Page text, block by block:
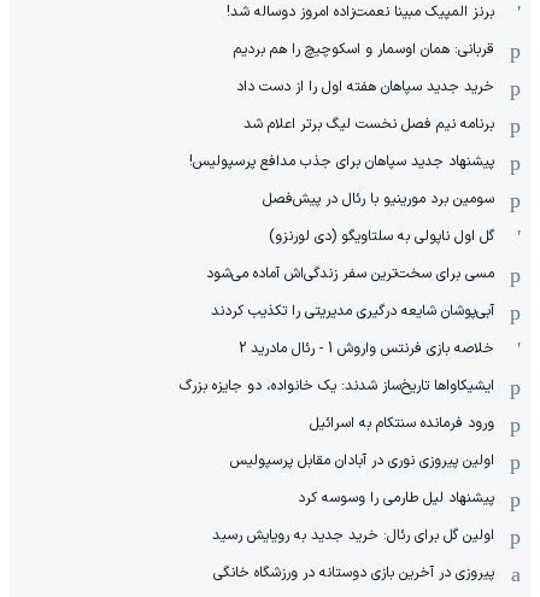
برنز المپیک مبینا نعمت‌زاده امروز دوساله شد!
قربانی: همان اوسمار و اسکوچیچ را هم بردیم
خرید جدید سپاهان هفته اول را از دست داد
برنامه نیم فصل نخست لیگ برتر اعلام شد
پیشنهاد جدید سپاهان برای جذب مدافع پرسپولیس!
سومین برد مورینیو با رئال در پیش‌فصل
گل اول ناپولی به سلتاویگو (دی لورنزو)
مسی برای سخت‌ترین سفر زندگی‌اش آماده می‌شود
آبی‌پوشان شایعه درگیری مدیریتی را تکذیب کردند
خلاصه بازی فرنتس واروش 1 - رئال مادرید 2
ایشیکاوا‌ها تاریخ‌ساز شدند: یک خانواده، دو جایزه بزرگ
ورود فرمانده سنتکام به اسرائیل
اولین پیروزی نوری در آبادان مقابل پرسپولیس
پیشنهاد لیل طارمی را وسوسه کرد
اولین گل برای رئال: خرید جدید به رویایش رسید
پیروزی در آخرین بازی دوستانه در ورزشگاه خانگی